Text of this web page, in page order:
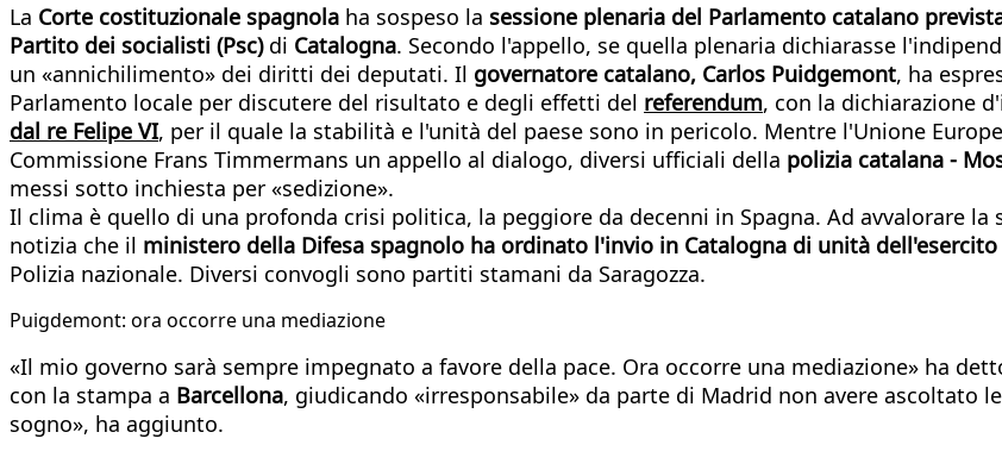
La Corte costituzionale spagnola ha sospeso la sessione plenaria del Parlamento catalano
Partito dei socialisti (Psc) di Catalogna. Secondo l'appello, se quella plenaria dichiarasse
un «annichilimento» dei diritti dei deputati. Il governatore catalano, Carlos Puidgemont, ha
Parlamento locale per discutere del risultato e degli effetti del referendum, con la dichiarazione
dal re Felipe VI, per il quale la stabilità e l'unità del paese sono in pericolo. Mentre l'Unione
Commissione Frans Timmermans un appello al dialogo, diversi ufficiali della polizia catalana -
messi sotto inchiesta per «sedizione».
Il clima è quello di una profonda crisi politica, la peggiore da decenni in Spagna. Ad avvalorare
notizia che il ministero della Difesa spagnolo ha ordinato l'invio in Catalogna di unità dell'esercito
Polizia nazionale. Diversi convogli sono partiti stamani da Saragozza.
Puigdemont: ora occorre una mediazione
«Il mio governo sarà sempre impegnato a favore della pace. Ora occorre una mediazione» ha
con la stampa a Barcellona, giudicando «irresponsabile» da parte di Madrid non avere ascoltato
sogno», ha aggiunto.